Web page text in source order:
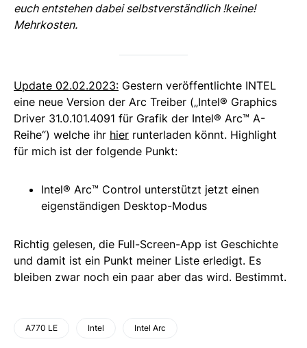
euch entstehen dabei selbstverständlich !keine!
Mehrkosten.
Update 02.02.2023: Gestern veröffentlichte INTEL
eine neue Version der Arc Treiber („Intel® Graphics
Driver 31.0.101.4091 für Grafik der Intel® Arc™ A-
Reihe“) welche ihr hier runterladen könnt. Highlight
für mich ist der folgende Punkt:
Intel® Arc™ Control unterstützt jetzt einen
eigenständigen Desktop-Modus
Richtig gelesen, die Full-Screen-App ist Geschichte
und damit ist ein Punkt meiner Liste erledigt. Es
bleiben zwar noch ein paar aber das wird. Bestimmt.
A770 LE Intel Intel Arc